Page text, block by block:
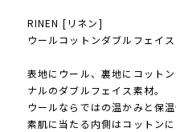
RINEN [リネン]
ウールコットンダブルフェイ
表地にウール、裏地にコット
ナルのダブルフェイス素材。
ウールならではの温かみと保温
素肌に当たる内側はコットン